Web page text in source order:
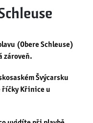
(Obere Schleuse)
zároveň.
Švýcarsku
říčky Křinice u